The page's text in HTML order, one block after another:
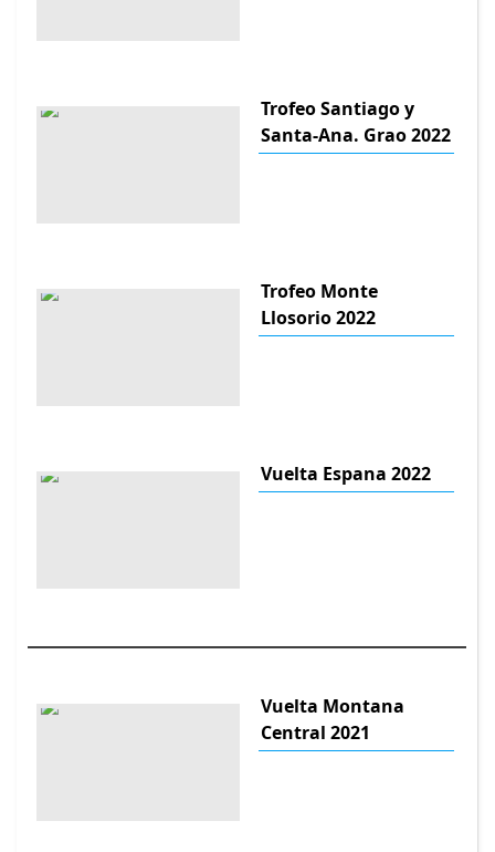
Trofeo Santiago y
Santa-Ana. Grao 2022
Trofeo Monte
Llosorio 2022
Vuelta Espana 2022
Vuelta Montana
Central 2021